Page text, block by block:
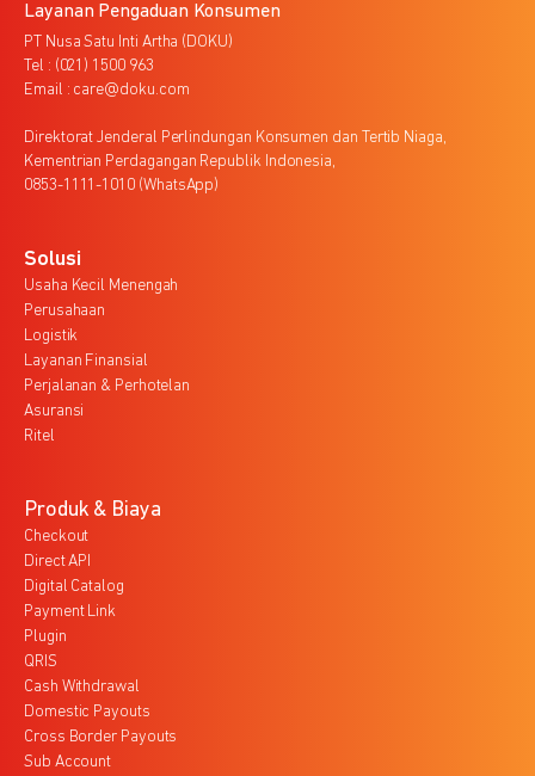
Layanan Pengaduan Konsumen
PT Nusa Satu Inti Artha (DOKU)
Tel : (021) 1500 963
Email : care@doku.com
Direktorat Jenderal Perlindungan Konsumen dan Tertib Niaga,
Kementrian Perdagangan Republik Indonesia,
0853-1111-1010 (WhatsApp)
Solusi
Usaha Kecil Menengah
Perusahaan
Logistik
Layanan Finansial
Perjalanan & Perhotelan
Asuransi
Ritel
Produk & Biaya
Checkout
Direct API
Digital Catalog
Payment Link
Plugin
QRIS
Cash Withdrawal
Domestic Payouts
Cross Border Payouts
Sub Account